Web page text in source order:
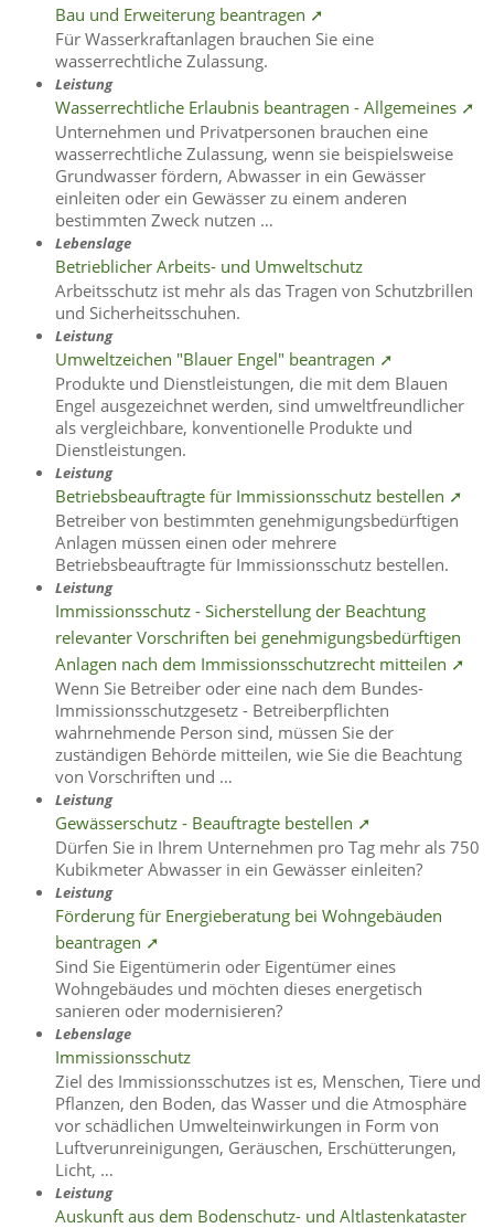
Bau und Erweiterung beantragen ➚
Für Wasserkraftanlagen brauchen Sie eine
wasserrechtliche Zulassung.
Leistung
Wasserrechtliche Erlaubnis beantragen - Allgemeines ➚
Unternehmen und Privatpersonen brauchen eine
wasserrechtliche Zulassung, wenn sie beispielsweise
Grundwasser fördern, Abwasser in ein Gewässer
einleiten oder ein Gewässer zu einem anderen
bestimmten Zweck nutzen …
Lebenslage
Betrieblicher Arbeits- und Umweltschutz
Arbeitsschutz ist mehr als das Tragen von Schutzbrillen
und Sicherheitsschuhen.
Leistung
Umweltzeichen "Blauer Engel" beantragen ➚
Produkte und Dienstleistungen, die mit dem Blauen
Engel ausgezeichnet werden, sind umweltfreundlicher
als vergleichbare, konventionelle Produkte und
Dienstleistungen.
Leistung
Betriebsbeauftragte für Immissionsschutz bestellen ➚
Betreiber von bestimmten genehmigungsbedürftigen
Anlagen müssen einen oder mehrere
Betriebsbeauftragte für Immissionsschutz bestellen.
Leistung
Immissionsschutz - Sicherstellung der Beachtung
relevanter Vorschriften bei genehmigungsbedürftigen
Anlagen nach dem Immissionsschutzrecht mitteilen ➚
Wenn Sie Betreiber oder eine nach dem Bundes-
Immissionsschutzgesetz - Betreiberpflichten
wahrnehmende Person sind, müssen Sie der
zuständigen Behörde mitteilen, wie Sie die Beachtung
von Vorschriften und …
Leistung
Gewässerschutz - Beauftragte bestellen ➚
Dürfen Sie in Ihrem Unternehmen pro Tag mehr als 750
Kubikmeter Abwasser in ein Gewässer einleiten?
Leistung
Förderung für Energieberatung bei Wohngebäuden
beantragen ➚
Sind Sie Eigentümerin oder Eigentümer eines
Wohngebäudes und möchten dieses energetisch
sanieren oder modernisieren?
Lebenslage
Immissionsschutz
Ziel des Immissionsschutzes ist es, Menschen, Tiere und
Pflanzen, den Boden, das Wasser und die Atmosphäre
vor schädlichen Umwelteinwirkungen in Form von
Luftverunreinigungen, Geräuschen, Erschütterungen,
Licht, …
Leistung
Auskunft aus dem Bodenschutz- und Altlastenkataster